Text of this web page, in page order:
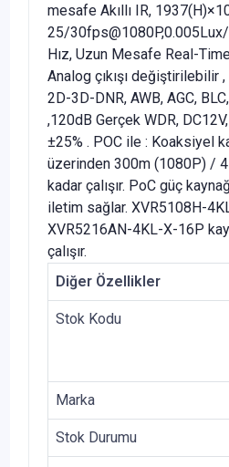
mesafe Akıllı IR,
25/
Hız, Uzun Mesafe Real-
Analog çıkışı değiştirilebilir
2D-3D-DNR, AWB, AGC,
,120dB Gerçek WDR,
±25% . POC ile : Koaksiyel
üzerinden 300m (1080P) /
kadar çalışır. PoC güç
iletim sağlar. XVR5108H-
XVR5216AN-4KL-X-16P
çalışır.
Diğer Özellikler
Stok Kodu
Marka
Stok Durumu